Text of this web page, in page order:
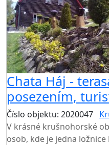
Chata Háj -
posezením,
Číslo objektu: 2020047
V krásné krušnohorské
osob, kde je jedna